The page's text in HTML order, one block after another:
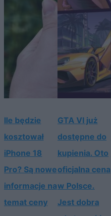
Ile będzie
kosztował
iPhone 18
Pro? Są nowe
informacje na
temat ceny
GTA VI już
dostępne do
kupienia. Oto
oficjalna cena
w Polsce.
Jest dobra